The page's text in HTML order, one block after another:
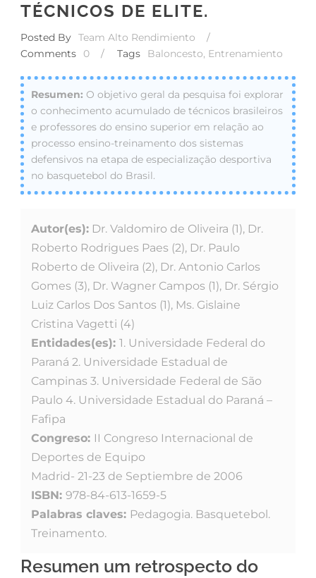
TÉCNICOS DE ELITE.
Posted By Team Alto Rendimiento
/
Comments
0 / Tags Baloncesto, Entrenamiento
O objetivo geral da pesquisa foi explorar
o conhecimento acumulado de técnicos brasileiros
e professores do ensino superior em relação ao
processo ensino-treinamento dos sistemas
defensivos na etapa de especialização desportiva
no basquetebol do Brasil.
Autor(es): Dr. Valdomiro de Oliveira (1), Dr.
Roberto Rodrigues Paes (2), Dr. Paulo
Roberto de Oliveira (2), Dr. Antonio Carlos
Gomes (3), Dr. Wagner Campos (1), Dr. Sérgio
Luiz Carlos Dos Santos (1), Ms. Gislaine
Cristina Vagetti (4)
Entidades(es): 1. Universidade Federal do
Paraná 2. Universidade Estadual de
Campinas 3. Universidade Federal de São
Paulo 4. Universidade Estadual do Paraná –
Fafipa
Congreso: II Congreso Internacional de
Deportes de Equipo
Madrid- 21-23 de Septiembre de 2006
ISBN: 978-84-613-1659-5
Palabras claves: Pedagogia. Basquetebol.
Treinamento.
Resumen um retrospecto do